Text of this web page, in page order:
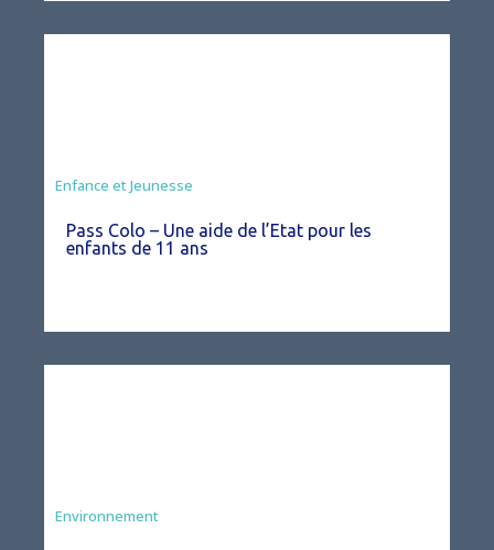
Animation
Enfance et Jeunesse
Pass Colo – Une aide de l’Etat pour les
enfants de 11 ans
Environnement